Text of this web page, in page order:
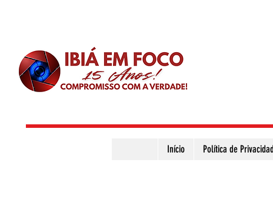
Início Política de